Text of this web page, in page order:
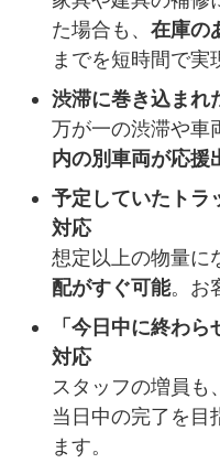
た場合も、 在庫の
までを短時間で実
渋滞に巻き込まれ
万が一の渋滞や車
内の別車両が応援
予定していたトラ
対応
想定以上の物量に
配がすぐ可能。お
「今日中に終わ
対応
スタッフの増員も、
当日中の完了を目
ます。